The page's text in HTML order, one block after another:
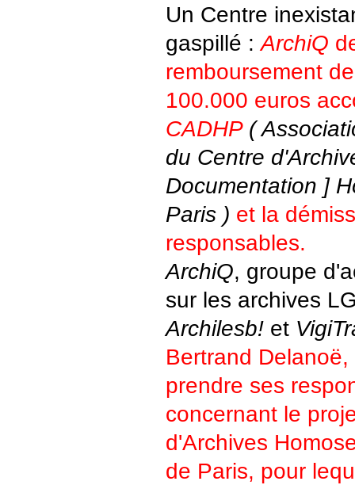
Un Centre
gaspillé :ArchiQ
remboursement
100.000 euros
CADHP(
du Centre
Documentation ]
Paris ) et la
responsables.
ArchiQ, groupe
sur les archives
Archilesb!et
Bertrand
prendre ses
concernant le
d'Archives
de Paris, pour